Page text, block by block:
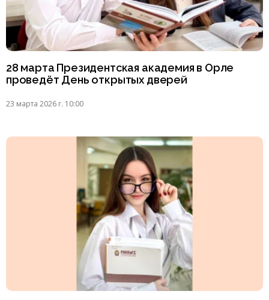
28 марта Президентская академия в Орле
проведёт День открытых дверей
23 марта 2026 г. 10:00